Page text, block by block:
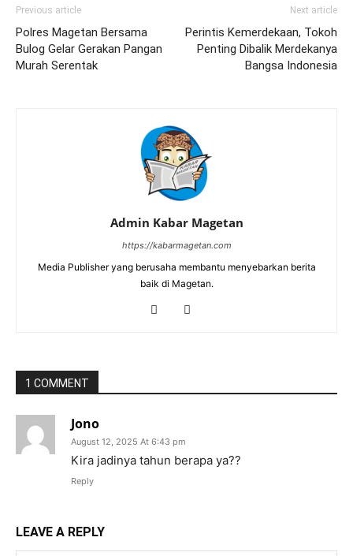
Previous article
Polres Magetan Bersama
Bulog Gelar Gerakan Pangan
Murah Serentak
Next article
Perintis Kemerdekaan, Tokoh
Penting Dibalik Merdekanya
Bangsa Indonesia
Admin Kabar Magetan
https://kabarmagetan.com
Media Publisher yang berusaha membantu menyebarkan berita
baik di Magetan.
1 COMMENT
Jono
August 12, 2025 At 6:43 pm
Kira jadinya tahun berapa ya??
Reply
LEAVE A REPLY